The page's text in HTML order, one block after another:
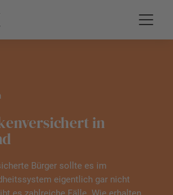
in
Bürger sollte es im
eigentlich gar nicht